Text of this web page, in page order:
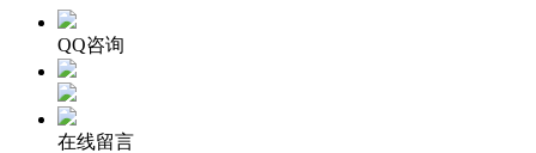
QQ咨询
在线留言